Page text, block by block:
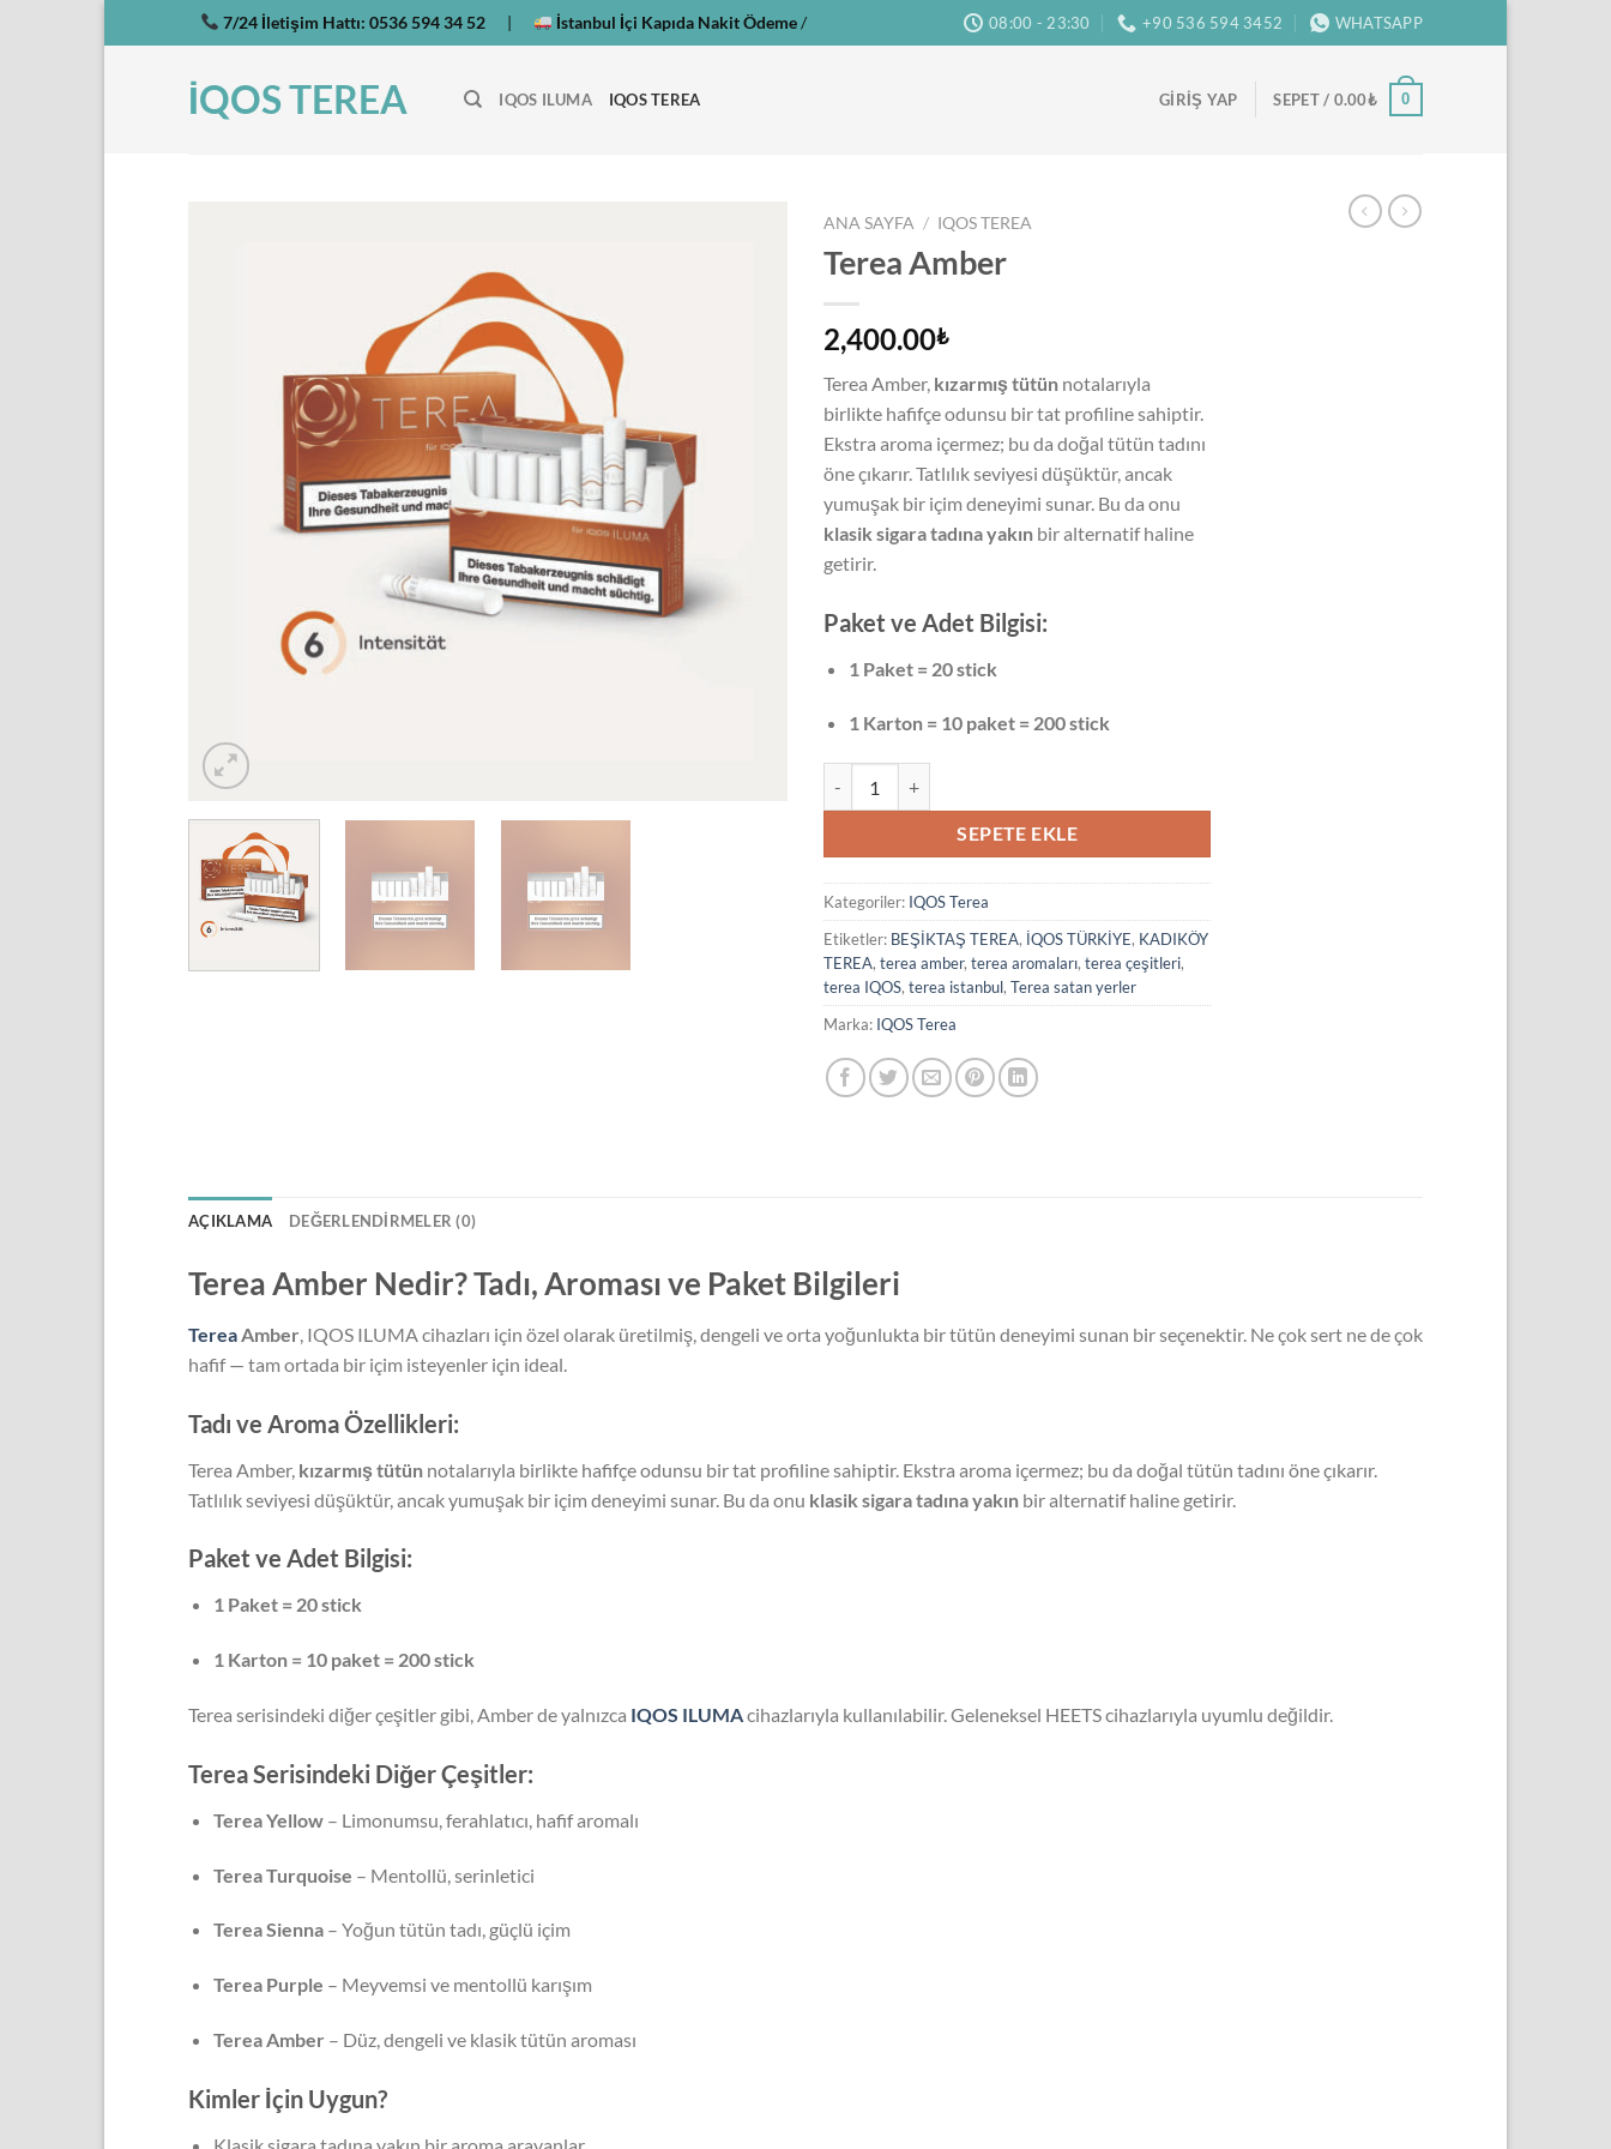
atla
7/24 İletişim Hattı: 0536 594 34 52 | İstanbul İçi Kapıda Nakit Ödeme/ 08:00 - 23:30 +90 536 594 3452 WHATSAPP
İQOS TEREA IQOS ILUMA IQOS TEREA GIRIŞ YAP SEPET / 0.00₺ 0
ANA SAYFA / IQOS TEREA
Terea Amber
2,400.00₺
Terea Amber, kızarmış tütün notalarıyla
birlikte hafifçe odunsu bir tat profiline sahiptir.
Ekstra aroma içermez; bu da doğal tütün tadını
öne çıkarır. Tatlılık seviyesi düşüktür, ancak
yumuşak bir içim deneyimi sunar. Bu da onu
klasik sigara tadına yakın bir alternatif haline
getirir.
Paket ve Adet Bilgisi:
1 Paket = 20 stick
1 Karton = 10 paket = 200 stick
SEPETE EKLE
Kategoriler: IQOS Terea
Etiketler: BEŞİKTAŞ TEREA, İQOS TÜRKİYE, KADIKÖY
TEREA, terea amber, terea aromaları, terea çeşitleri,
terea IQOS, terea istanbul, Terea satan yerler
Marka: IQOS Terea
AÇIKLAMA DEĞERLENDIRMELER (0)
Terea Amber Nedir? Tadı, Aroması ve Paket Bilgileri
TereaAmber, IQOS ILUMA cihazları için özel olarak üretilmiş, dengeli ve orta yoğunlukta bir tütün deneyimi sunan bir seçenektir. Ne çok sert ne de çok
hafif — tam ortada bir içim isteyenler için ideal.
Tadı ve Aroma Özellikleri:
Terea Amber, kızarmış tütün notalarıyla birlikte hafifçe odunsu bir tat profiline sahiptir. Ekstra aroma içermez; bu da doğal tütün tadını öne çıkarır.
Tatlılık seviyesi düşüktür, ancak yumuşak bir içim deneyimi sunar. Bu da onu klasik sigara tadına yakın bir alternatif haline getirir.
Paket ve Adet Bilgisi:
1 Paket = 20 stick
1 Karton = 10 paket = 200 stick
Terea serisindeki diğer çeşitler gibi, Amber de yalnızca IQOS ILUMAcihazlarıyla kullanılabilir. Geleneksel HEETS cihazlarıyla uyumlu değildir.
Terea Serisindeki Diğer Çeşitler:
Terea Yellow– Limonumsu, ferahlatıcı, hafif aromalı
Terea Turquoise – Mentollü, serinletici
Terea Sienna– Yoğun tütün tadı, güçlü içim
Terea Purple – Meyvemsi ve mentollü karışım
Terea Amber – Düz, dengeli ve klasik tütün aroması
Kimler İçin Uygun?